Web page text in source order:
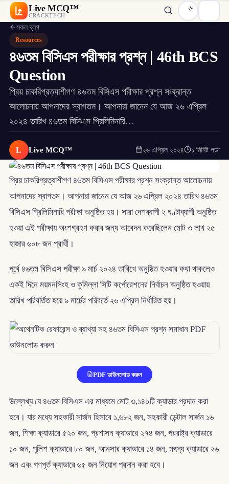
Live MCQ™
CRACKTECH
সকল ব্লগ
Resources
৪৬তম বিসিএস পরীক্ষার প্রশ্ন | 46th BCS
Question
প্রিয় চাকরিপ্রত্যাশীগণ ৪৬তম বিসিএস পরীক্ষার প্রশ্ন সংক্রান্ত
আলোচনায় আপনাদের স্বাগতম। আপনারা জানেন যে আজ ২৬ এপ্রিল
২০২৪ তারিখ ৪৬তম বিসিএস প্রিলিমিনারি…
L Live MCQ™ ২৬ এপ্রিল ২০২৪ ১ মিনিট পড়া
প্রিয় চাকরিপ্রত্যাশীগণ ৪৬তম বিসিএস পরীক্ষার প্রশ্ন সংক্রান্ত আলোচনায়
আপনাদের স্বাগতম। আপনারা জানেন যে আজ ২৬ এপ্রিল ২০২৪ তারিখ ৪৬তম
বিসিএস প্রিলিমিনারি পরীক্ষা অনুষ্ঠিত হয়। সারা দেশব্যাপী ২ ঘণ্টাব্যাপী অনুষ্ঠিত
হওয়া এই পরীক্ষায় অংশগ্রহণ করার জন্য আবেদন করেছিলেন মোট ৩ লাখ ২৫
হাজার ৬০৮ জন প্রার্থী।
পূর্বে ৪৬তম বিসিএস পরীক্ষা ৯ মার্চ ২০২৪ তারিখে অনুষ্ঠিত হওয়ার কথা থাকলেও
একই দিনে ময়মনসিংহ ও কুমিল্লা সিটি কর্পোরেশনের নির্বাচন অনুষ্ঠিত হওয়ায়
তারিখ পরিবর্তিত হয়ে ৯ মার্চের পরিবর্তে ২৬ এপ্রিল নির্ধারিত হয়।
PDF ডাউনলোড করুন
উল্লেখ্য যে ৪৬তম বিসিএস এর মাধ্যমে মোট ৩,১৪০টি ক্যাডার প্রদান করা
হবে। যার মধ্যে সহকারী সার্জন হিসাবে ১,৬৮২ জন, সহকারী ডেন্টাল সার্জন ১৬
জন, শিক্ষা ক্যাডারে ৫২০ জন, প্রশাসন ক্যাডারে ২৭৪ জন, পররাষ্ট্র ক্যাডারে
১০ জন, পুলিশ ক্যাডারে ৮০ জন, আনসার ক্যাডারে ১৪ জন, মৎস্য ক্যাডারে ২৬
জন এবং গণপূর্ত ক্যাডারে ৬৫ জন নিয়োগ প্রদান করা হবে।